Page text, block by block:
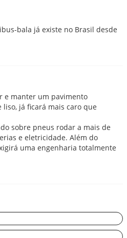
bala já existe no Brasil desde
e manter um pavimento
já ficará mais caro que
sobre pneus rodar a mais de
e eletricidade. Além do
uma engenharia totalmente